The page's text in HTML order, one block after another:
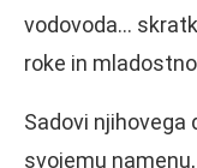
vodovoda…
roke in
Sadovi njihovega
svojemu